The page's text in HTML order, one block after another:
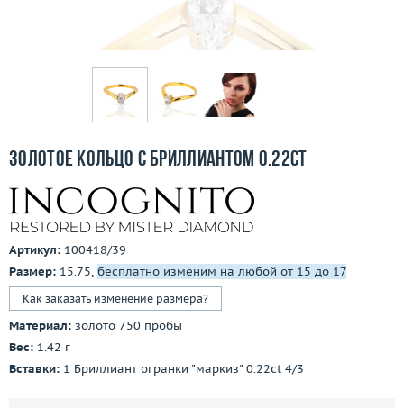
Покупка и оплата
3D-тур по шоуруму
Заказать звонок
Золотое кольцо с бриллиантом 0.22ct
Артикул: 100418/39
Размер: 15.75, бесплатно изменим на любой от 15 до 17
Как заказать изменение размера?
Материал: золото 750 пробы
Вес: 1.42 г
Вставки: 1 Бриллиант огранки "маркиз" 0.22ct 4/3